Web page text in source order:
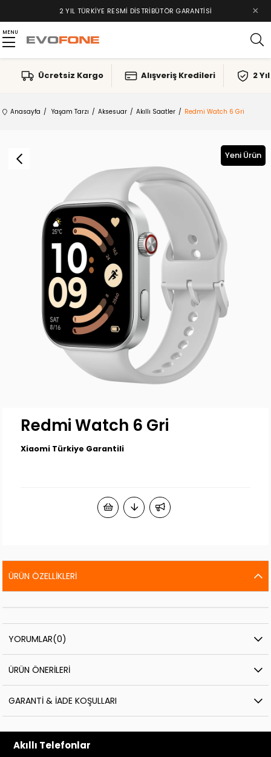
2 YIL TÜRKIYE RESMI DISTRIBÜTÖR GARANTISI ×
MENU
Ücretsiz Kargo Alışveriş Kredileri 2
Anasayfa Yaşam Tarzı Aksesuar Akıllı Saatler Redmi Watch 6 Gri
Yeni Ürün
Redmi Watch 6 Gri
Xiaomi Türkiye Garantili
ÜRÜN ÖZELLIKLERI
YORUMLAR(0)
ÜRÜN ÖNERILERI
GARANTI & İADE KOŞULLARI
Akıllı Telefonlar